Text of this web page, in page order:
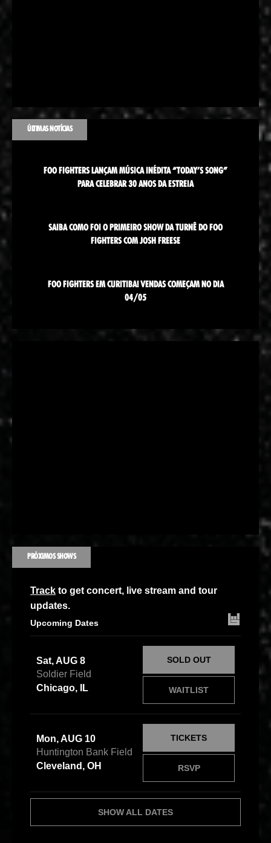
ÚLTIMAS NOTÍCIAS
FOO FIGHTERS LANÇAM MÚSICA INÉDITA “TODAY’S SONG”
PARA CELEBRAR 30 ANOS DA ESTREIA
SAIBA COMO FOI O PRIMEIRO SHOW DA TURNÊ DO FOO
FIGHTERS COM JOSH FREESE
FOO FIGHTERS EM CURITIBA! VENDAS COMEÇAM NO DIA
04/05
PRÓXIMOS SHOWS
Track to get concert, live stream and tour
updates.
Upcoming Dates
Sat, AUG 8
Soldier Field
Chicago, IL
WAITLIST
SOLD OUT
Mon, AUG 10
Huntington Bank Field
Cleveland, OH
RSVP
TICKETS
SHOW ALL DATES